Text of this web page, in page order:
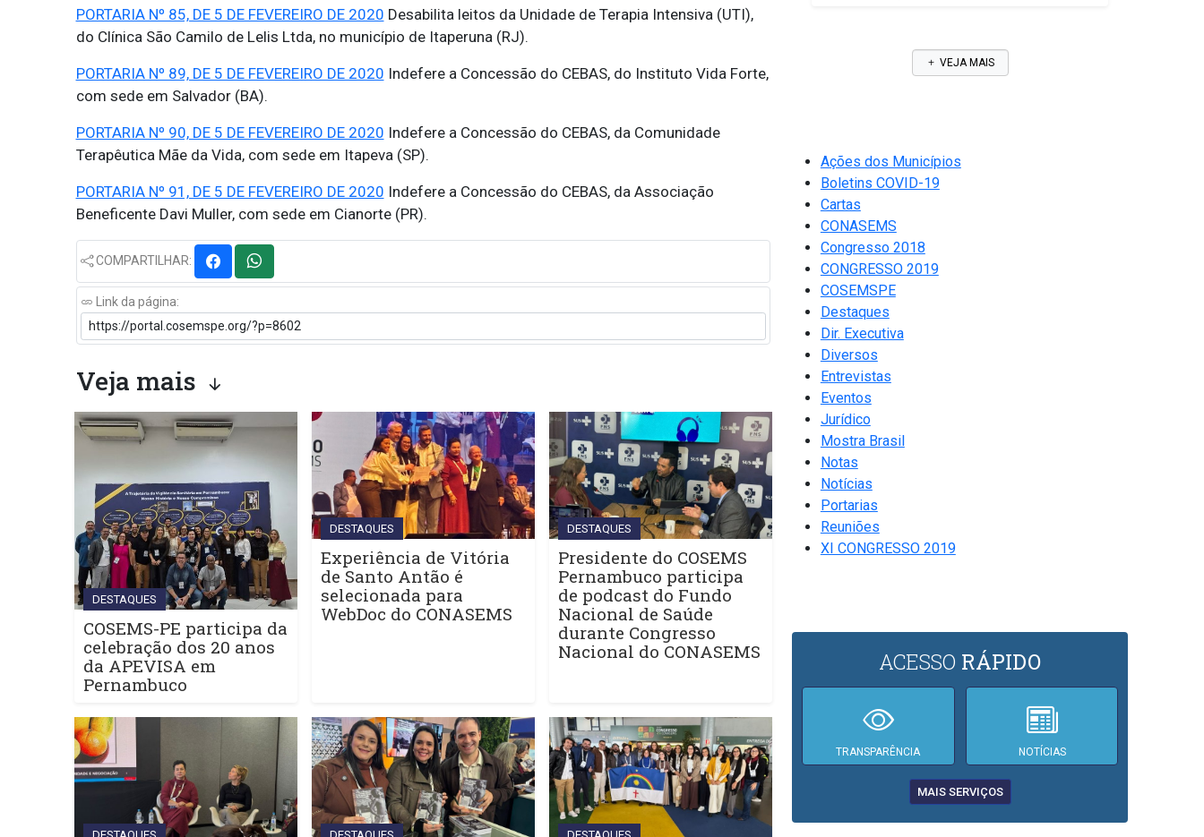
PORTARIA Nº 85, DE 5 DE FEVEREIRO DE 2020 Desabilita leitos da Unidade de Terapia Intensiva (UTI),
do Clínica São Camilo de Lelis Ltda, no município de Itaperuna (RJ).
PORTARIA Nº 89, DE 5 DE FEVEREIRO DE 2020 Indefere a Concessão do CEBAS, do Instituto Vida Forte,
com sede em Salvador (BA).
PORTARIA Nº 90, DE 5 DE FEVEREIRO DE 2020 Indefere a Concessão do CEBAS, da Comunidade
Terapêutica Mãe da Vida, com sede em Itapeva (SP).
PORTARIA Nº 91, DE 5 DE FEVEREIRO DE 2020 Indefere a Concessão do CEBAS, da Associação
Beneficente Davi Muller, com sede em Cianorte (PR).
COMPARTILHAR:
Link da página:
Veja mais
DESTAQUES
COSEMS-PE participa da
celebração dos 20 anos
da APEVISA em
Pernambuco
DESTAQUES
Experiência de Vitória
de Santo Antão é
selecionada para
WebDoc do CONASEMS
DESTAQUES
Presidente do COSEMS
Pernambuco participa
de podcast do Fundo
Nacional de Saúde
durante Congresso
Nacional do CONASEMS
VEJA MAIS
Ações dos Municípios
Boletins COVID-19
Cartas
CONASEMS
Congresso 2018
CONGRESSO 2019
COSEMSPE
Destaques
Dir. Executiva
Diversos
Entrevistas
Eventos
Jurídico
Mostra Brasil
Notas
Notícias
Portarias
Reuniões
XI CONGRESSO 2019
ACESSO RÁPIDO
TRANSPARÊNCIA NOTÍCIAS
MAIS SERVIÇOS